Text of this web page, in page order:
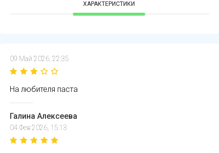
ХАРАКТЕРИСТИКИ
09 Май 2026, 22:35
На любителя паста
Галина Алексеева
04 Фев 2026, 15:13